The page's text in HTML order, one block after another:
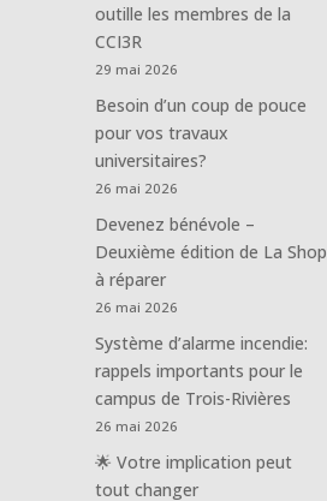
outille les membres de la
CCI3R
29 mai 2026
Besoin d’un coup de pouce
pour vos travaux
universitaires?
26 mai 2026
Devenez bénévole –
Deuxième édition de La Shop
à réparer
26 mai 2026
Système d’alarme incendie:
rappels importants pour le
campus de Trois-Rivières
26 mai 2026
🌟 Votre implication peut
tout changer